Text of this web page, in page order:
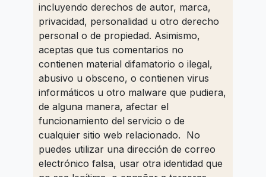
incluyendo derechos de autor, marca,
privacidad, personalidad u otro derecho
personal o de propiedad. Asimismo,
aceptas que tus comentarios no
contienen material difamatorio o ilegal,
abusivo u obsceno, o contienen virus
informáticos u otro malware que pudiera,
de alguna manera, afectar el
funcionamiento del servicio o de
cualquier sitio web relacionado. No
puedes utilizar una dirección de correo
electrónico falsa, usar otra identidad que